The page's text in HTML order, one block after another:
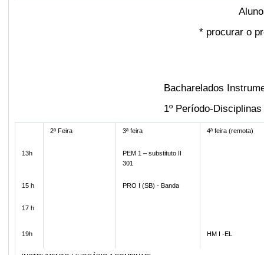
*procurar o
Bacharelados
1º Período-
2ª Feira 3ª feira 4ª feira (remota)
13h
PEM 1 – substituto II
301
15 h PRO I (SB) - Banda
17 h
19h HM I -EL